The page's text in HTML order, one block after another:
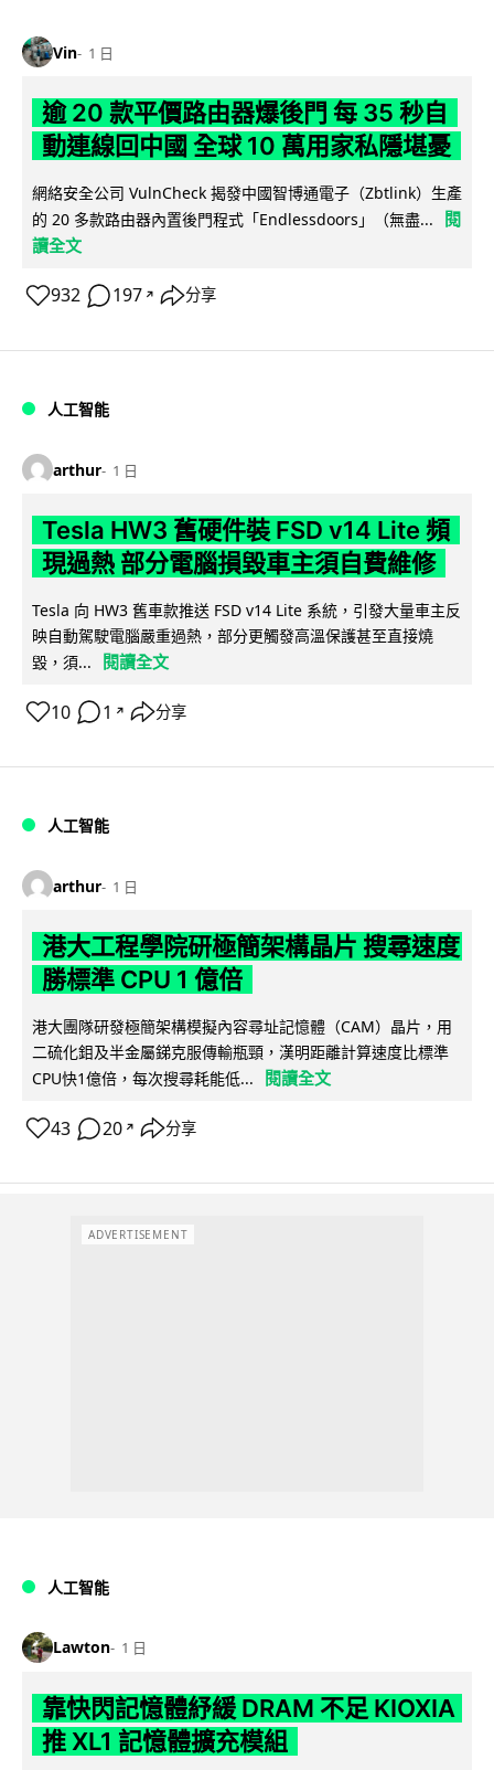
Vin 1 日
逾 20 款平價路由器爆後門 每 35 秒自
動連線回中國 全球 10 萬用家私隱堪憂
網絡安全公司 VulnCheck 揭發中國智博通電子（Zbtlink）生產
的 20 多款路由器內置後門程式「Endlessdoors」（無盡...
閱
讀全文
932 197 ↗ 分享
人工智能
arthur 1 日
Tesla HW3 舊硬件裝 FSD v14 Lite 頻
現過熱 部分電腦損毀車主須自費維修
Tesla 向 HW3 舊車款推送 FSD v14 Lite 系統，引發大量車主反
映自動駕駛電腦嚴重過熱，部分更觸發高溫保護甚至直接燒
毀，須...
閱讀全文
10 1 ↗ 分享
人工智能
arthur 1 日
港大工程學院研極簡架構晶片 搜尋速度
勝標準 CPU 1 億倍
港大團隊研發極簡架構模擬內容尋址記憶體（CAM）晶片，用
二硫化鉬及半金屬銻克服傳輸瓶頸，漢明距離計算速度比標準
CPU快1億倍，每次搜尋耗能低...
閱讀全文
43 20 ↗ 分享
ADVERTISEMENT
人工智能
Lawton 1 日
靠快閃記憶體紓緩 DRAM 不足 KIOXIA
推 XL1 記憶體擴充模組